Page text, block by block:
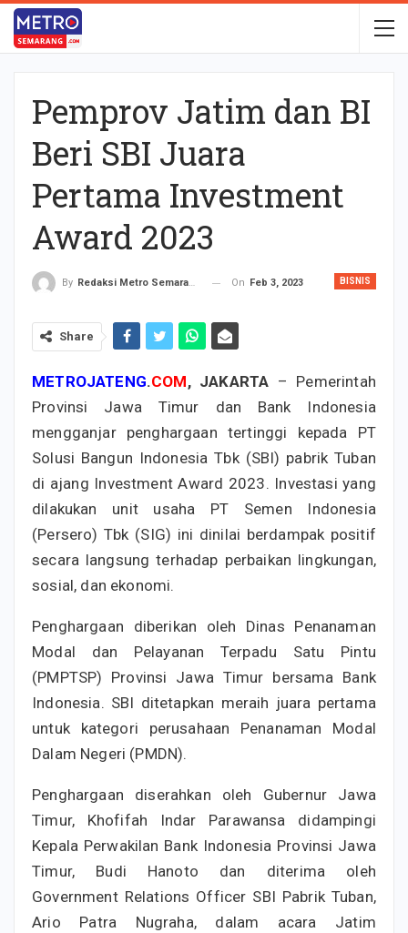
Pemprov Jatim dan BI
Beri SBI Juara
Pertama Investment
Award 2023
BISNIS
By Redaksi Metro Semarang On Feb 3, 2023
Share
METROJATENG.COM, JAKARTA – Pemerintah
Provinsi Jawa Timur dan Bank Indonesia
mengganjar penghargaan tertinggi kepada PT
Solusi Bangun Indonesia Tbk (SBI) pabrik Tuban
di ajang Investment Award 2023. Investasi yang
dilakukan unit usaha PT Semen Indonesia
(Persero) Tbk (SIG) ini dinilai berdampak positif
secara langsung terhadap perbaikan lingkungan,
sosial, dan ekonomi.
Penghargaan diberikan oleh Dinas Penanaman
Modal dan Pelayanan Terpadu Satu Pintu
(PMPTSP) Provinsi Jawa Timur bersama Bank
Indonesia. SBI ditetapkan meraih juara pertama
untuk kategori perusahaan Penanaman Modal
Dalam Negeri (PMDN).
Penghargaan diserahkan oleh Gubernur Jawa
Timur, Khofifah Indar Parawansa didampingi
Kepala Perwakilan Bank Indonesia Provinsi Jawa
Timur, Budi Hanoto dan diterima oleh
Government Relations Officer SBI Pabrik Tuban,
Ario Patra Nugraha, dalam acara Jatim